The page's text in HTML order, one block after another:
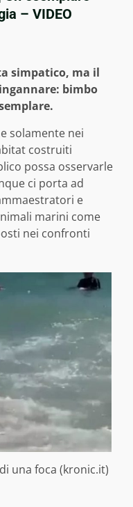
– VIDEO
simpatico, ma il
bimbo
solamente nei
costruiti
possa osservarle
ci porta ad
e
marini come
nei confronti
una foca (kronic.it)